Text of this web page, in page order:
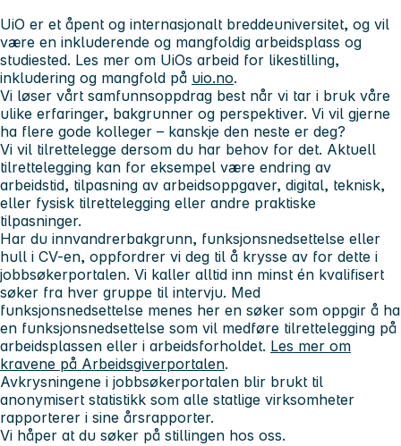
UiO er et åpent og internasjonalt breddeuniversitet, og vil
være en inkluderende og mangfoldig arbeidsplass og
studiested. Les mer om UiOs arbeid for likestilling,
inkludering og mangfold på uio.no.
Vi løser vårt samfunnsoppdrag best når vi tar i bruk våre
ulike erfaringer, bakgrunner og perspektiver. Vi vil gjerne
ha flere gode kolleger – kanskje den neste er deg?
Vi vil tilrettelegge dersom du har behov for det. Aktuell
tilrettelegging kan for eksempel være endring av
arbeidstid, tilpasning av arbeidsoppgaver, digital, teknisk,
eller fysisk tilrettelegging eller andre praktiske
tilpasninger.
Har du innvandrerbakgrunn, funksjonsnedsettelse eller
hull i CV-en, oppfordrer vi deg til å krysse av for dette i
jobbsøkerportalen. Vi kaller alltid inn minst én kvalifisert
søker fra hver gruppe til intervju. Med
funksjonsnedsettelse menes her en søker som oppgir å ha
en funksjonsnedsettelse som vil medføre tilrettelegging på
arbeidsplassen eller i arbeidsforholdet. Les mer om
kravene på Arbeidsgiverportalen.
Avkrysningene i jobbsøkerportalen blir brukt til
anonymisert statistikk som alle statlige virksomheter
rapporterer i sine årsrapporter.
Vi håper at du søker på stillingen hos oss.